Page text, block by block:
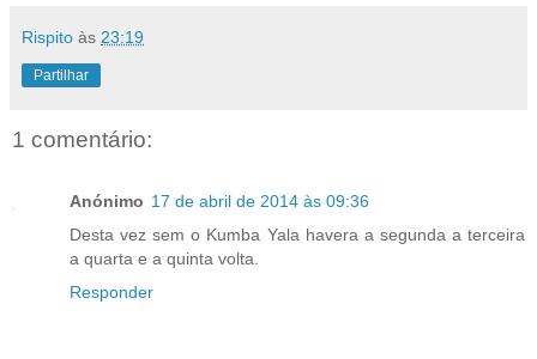
Rispito às 23:19
Partilhar
1 comentário:
Anónimo 17 de abril de 2014 às 09:36
Desta vez sem o Kumba Yala havera a segunda a terceira
a quarta e a quinta volta.
Responder